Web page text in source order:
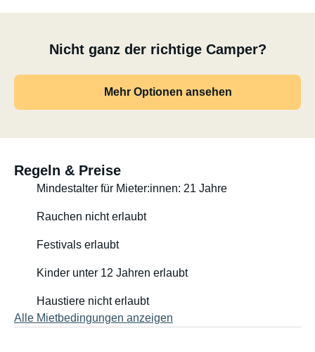
Nicht ganz der richtige Camper?
Mehr Optionen ansehen
Regeln & Preise
Mindestalter für Mieter:innen: 21 Jahre
Rauchen nicht erlaubt
Festivals erlaubt
Kinder unter 12 Jahren erlaubt
Haustiere nicht erlaubt
Alle Mietbedingungen anzeigen